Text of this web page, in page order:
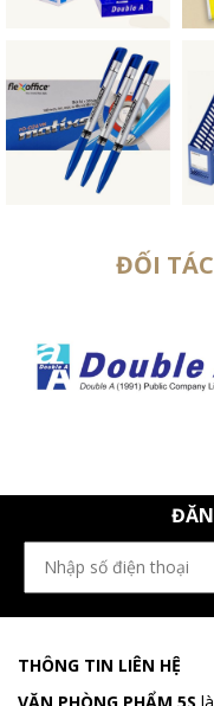
ĐỐI
THÔNG TIN LIÊN HỆ
VĂN PHÒNG PHẨM 5S